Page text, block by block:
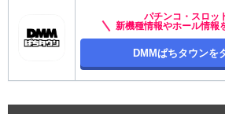
パチンコ・スロッ
新機種情報やホール情報
DMMぱちタウンを